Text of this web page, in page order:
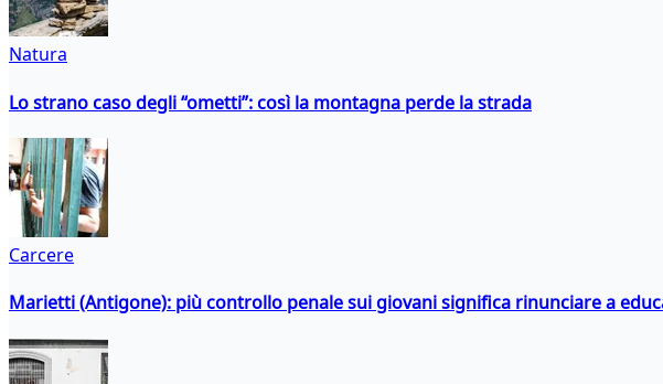
Natura
Lo strano caso degli “ometti”: così la montagna perde la strada
Carcere
Marietti (Antigone): più controllo penale sui giovani significa rinunciare a